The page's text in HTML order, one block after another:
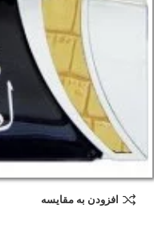
افزودن به مقایسه